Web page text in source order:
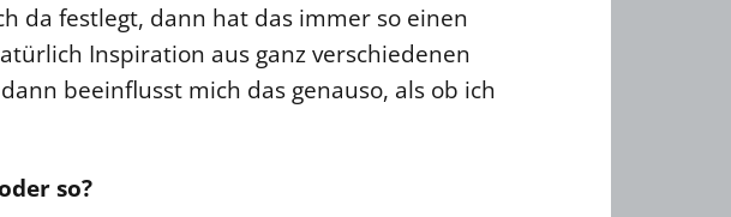
da festlegt, dann hat das immer so einen
Inspiration aus ganz verschiedenen
beeinflusst mich das genauso, als ob ich
so?